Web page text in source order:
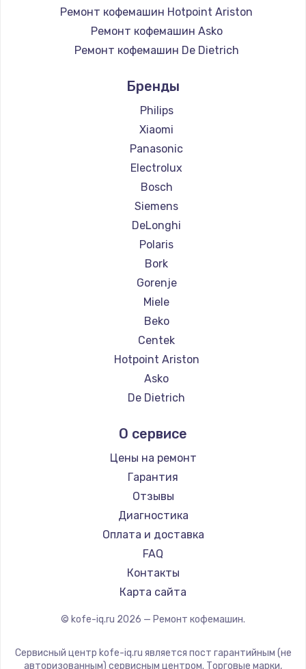
Ремонт кофемашин Hotpoint Ariston
Ремонт кофемашин Asko
Ремонт кофемашин De Dietrich
Ремонт кофемашин Ascaso
Ремонт кофемашин Jura
Ремонт кофемашин Olympia
Ремонт кофемашин Saeco
Ремонт кофемашин La Cimbali
Ремонт кофемашин WMF
Ремонт кофемашин Yamaguchi
Ремонт кофемашин Nivona
Ремонт кофемашин Astoria
Ремонт кофемашин JVC
Ремонт кофемашин Ariston
Ремонт кофемашин Grundig
Ремонт кофемашин ROCKET MOZZAFIATO
Ремонт кофемашин Vivitek
Ремонт кофемашин Thomson
Ремонт кофемашин Hisense
Ремонт кофемашин DELTA
Ремонт кофемашин Kyvol
Ремонт кофемашин RED solution
Ремонт кофемашин Bravilor Bonamat
Ремонт кофемашин Vard
Ремонт кофемашин Tuvio
Ремонт кофемашин Carrera
Ремонт кофемашин Supra
Бренды
Philips
Xiaomi
Panasonic
Electrolux
Bosch
Siemens
DeLonghi
Polaris
Bork
Gorenje
Miele
Beko
Centek
Hotpoint Ariston
Asko
De Dietrich
Ascaso
Jura
Olympia
Saeco
La Cimbali
WMF
Yamaguchi
Nivona
Astoria
ROCKET MOZZAFIATO
О сервисе
Цены на ремонт
Гарантия
Отзывы
Диагностика
Оплата и доставка
FAQ
Контакты
Карта сайта
© kofe-iq.ru 2026 — Ремонт кофемашин.
Сервисный центр kofe-iq.ru является пост гарантийным (не
авторизованным) сервисным центром. Торговые марки,